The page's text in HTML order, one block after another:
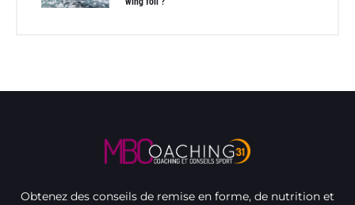
Obtenez des conseils de remise en forme, de nutrition et